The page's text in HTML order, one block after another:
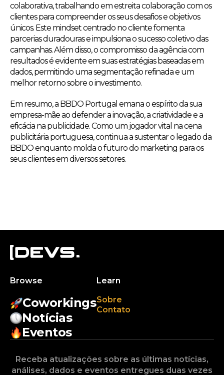
colaborativa, trabalhando em estreita colaboração com os
clientes para compreender os seus desafios e objetivos
únicos. Este mindset centrado no cliente fomenta
parcerias duradouras e impulsiona o sucesso coletivo das
campanhas. Além disso, o compromisso da agência com
resultados é evidente em suas estratégias baseadas em
dados, permitindo uma segmentação refinada e um
melhor retorno sobre o investimento.
Em resumo, a BBDO Portugal emana o espírito da sua
empresa-mãe ao defender a inovação, a criatividade e a
eficácia na publicidade. Como um jogador vital na cena
publicitária portuguesa, continua a sustentar o legado da
BBDO enquanto molda o futuro do marketing para os
seus clientes em diversos setores.
Browse
Coworkings
Notícias
Eventos
Learn
Sobre
Contato
Receba atualizações sobre as últimas notícias,
análises, dados e eventos entregues duas vezes